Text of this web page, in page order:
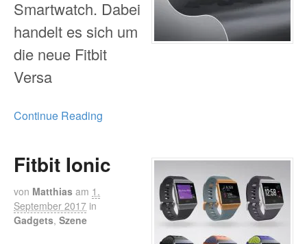
Smartwatch. Dabei
handelt es sich um
die neue Fitbit
Versa
Continue Reading
Fitbit Ionic
von Matthias am 1.
September 2017 in
Gadgets, Szene